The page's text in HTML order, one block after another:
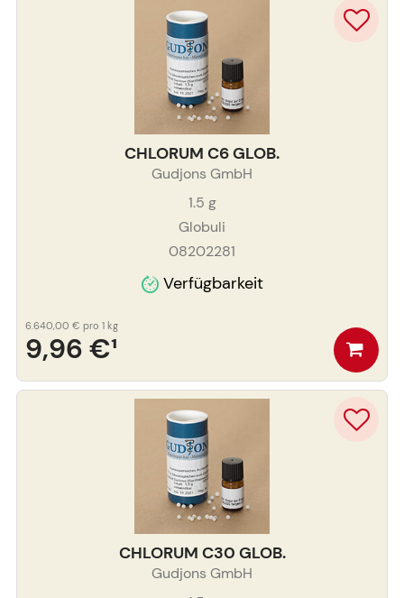
CHLORUM C6 GLOB.
Gudjons GmbH
1.5 g
Globuli
08202281
Verfügbarkeit
9,96 €¹
6.640,00 € pro 1 kg
CHLORUM C30 GLOB.
Gudjons GmbH